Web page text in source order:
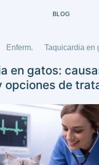
BLOG
Enferm.
en gatos:
opciones de